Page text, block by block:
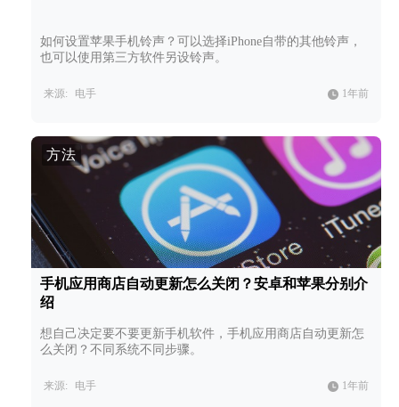
如何设置苹果手机铃声？可以选择iPhone自带的其他铃声，
也可以使用第三方软件另设铃声。
来源: 电手 1年前
方法
手机应用商店自动更新怎么关闭？安卓和苹果分别介
绍
想自己决定要不要更新手机软件，手机应用商店自动更新怎
么关闭？不同系统不同步骤。
来源: 电手 1年前